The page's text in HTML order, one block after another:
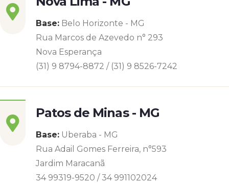
Base: Belo Horizonte - MG
Rua Marcos de Azevedo n° 293
Nova Esperança
(31) 9 8794-8872 / (31) 9 8526-7242
Patos de Minas - MG
Base: Uberaba - MG
Rua Adail Gomes Ferreira, n°593
Jardim Maracanã
34 99319-9520 / 34 991102024